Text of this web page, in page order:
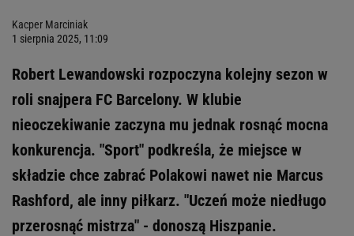
Kacper Marciniak
1 sierpnia 2025, 11:09
Robert Lewandowski rozpoczyna kolejny sezon w
roli snajpera FC Barcelony. W klubie
nieoczekiwanie zaczyna mu jednak rosnąć mocna
konkurencja. "Sport" podkreśla, że miejsce w
składzie chce zabrać Polakowi nawet nie Marcus
Rashford, ale inny piłkarz. "Uczeń może niedługo
przerosnąć mistrza" - donoszą Hiszpanie.